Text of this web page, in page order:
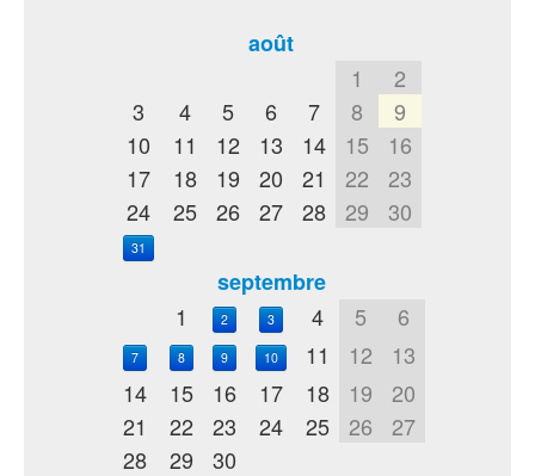
août
1
2
3
4 5 6 7 8
9
10
11 12 13 14 15
16
17
18 19 20 21 22
23
24
25 26 27 28 29 30
31
septembre
1
2 3 4 5 6
7 8 9 10 11 12
13
14
15 16 17 18 19
20
21
22 23 24 25 26
27
28
29
30